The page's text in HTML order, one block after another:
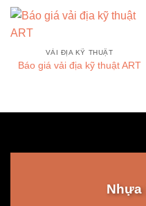
VẢI ĐỊA KỸ THUẬT
Báo giá vải địa kỹ thuật ART
Nhựa